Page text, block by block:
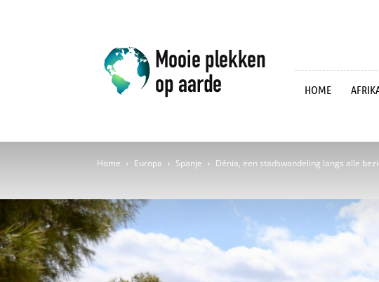
Mooie
plekken
op
aarde
HOME
Home Europa Spanje Dénia, een stadswandeling langs alle